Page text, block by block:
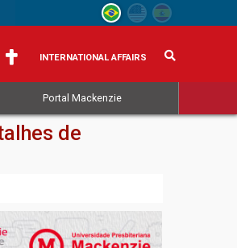
INTERNATIONAL AFFAIRS
Portal Mackenzie
de